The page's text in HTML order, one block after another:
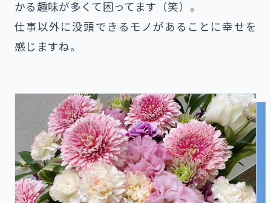
かる趣味が多くて困ってます（笑）。
仕事以外に没頭できるモノがあることに幸せを
感じますね。